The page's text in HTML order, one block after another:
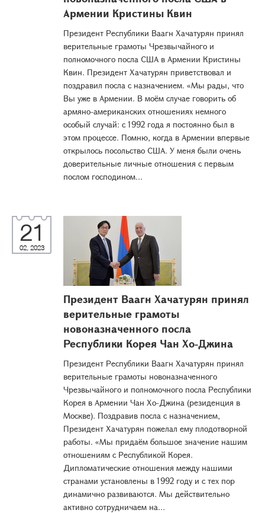
Армении Кристины Квин
Президент Республики Ваагн Хачатурян принял
верительные грамоты Чрезвычайного и
полномочного посла США в Армении Кристины
Квин. Президент Хачатурян приветствовал и
поздравил посла с назначением. «Мы рады, что
Вы уже в Армении. В моём случае говорить об
армяно-американских отношениях немного
особый случай: с 1992 года я постоянно был в
этом процессе. Помню, когда в Армении впервые
открылось посольство США. У меня были очень
доверительные личные отношения с первым
послом господином...
21
02, 2023
Президент Ваагн Хачатурян принял
верительные грамоты
новоназначенного посла
Республики Корея Чан Хо-Джина
Президент Республики Ваагн Хачатурян принял
верительные грамоты новоназначенного
Чрезвычайного и полномочного посла Республики
Корея в Армении Чан Хо-Джина (резиденция в
Москве). Поздравив посла с назначением,
Президент Хачатурян пожелал ему плодотворной
работы. «Мы придаём большое значение нашим
отношениям с Республикой Корея.
Дипломатические отношения между нашими
странами установлены в 1992 году и с тех пор
динамично развиваются. Мы действительно
активно сотрудничаем на...